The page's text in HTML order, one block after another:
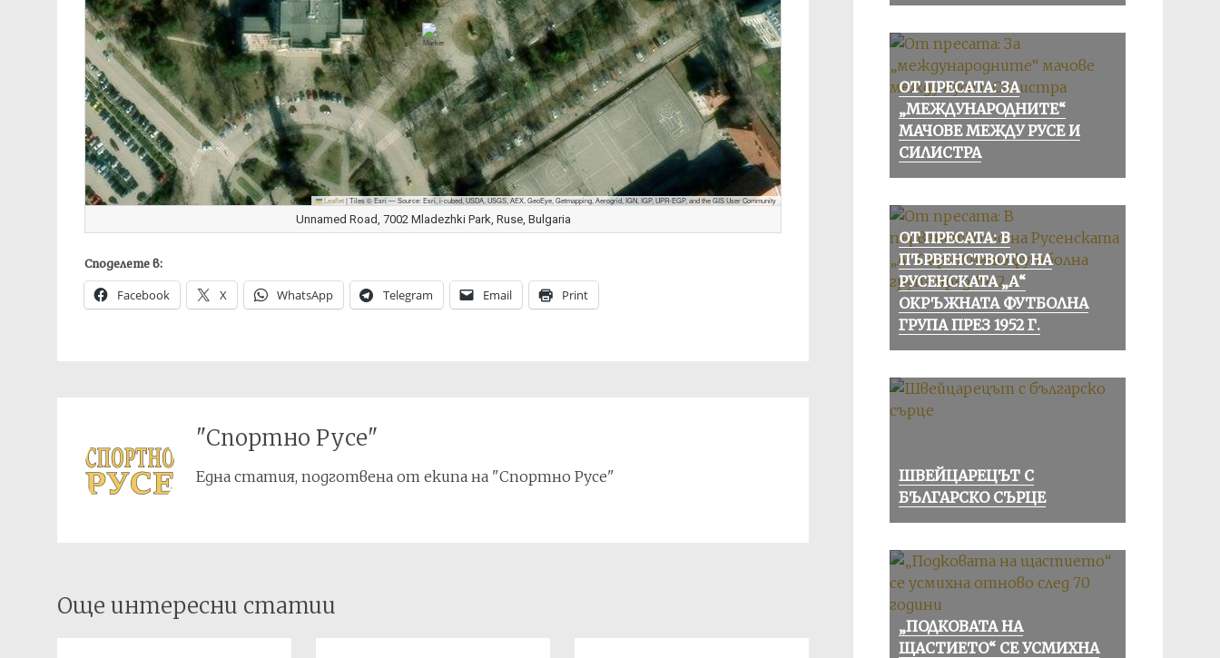
Leaflet|Tiles © Esri — Source: Esri, i-cubed, USDA, USGS, AEX, GeoEye, Getmapping, Aerogrid, IGN, IGP, UPR-EGP, and the GIS User Community
Unnamed Road, 7002 Mladezhki Park, Ruse, Bulgaria
Споделете в:
Facebook X WhatsApp Telegram Email Print
"Спортно Русе"
Една статия, подготвена от екипа на "Спортно Русе"
Post
navigation
Още интересни статии
ОТ ПРЕСАТА: ЗА
„МЕЖДУНАРОДНИТЕ“
МАЧОВЕ МЕЖДУ РУСЕ И
СИЛИСТРА
ОТ ПРЕСАТА: В
ПЪРВЕНСТВОТО НА
РУСЕНСКАТА „А“
ОКРЪЖНАТА ФУТБОЛНА
ГРУПА ПРЕЗ 1952 Г.
ШВЕЙЦАРЕЦЪТ С
БЪЛГАРСКО СЪРЦЕ
„ПОДКОВАТА НА
ЩАСТИЕТО“ СЕ УСМИХНА